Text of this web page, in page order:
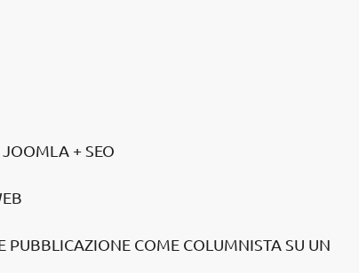
JOOMLA + SEO
PUBBLICAZIONE COME COLUMNISTA SU UN